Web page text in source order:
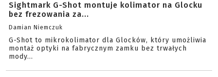
Sightmark G-Shot montuje kolimator na Glocku
bez frezowania za...
Damian Niemczuk
G-Shot to mikrokolimator dla Glocków, który umożliwia
montaż optyki na fabrycznym zamku bez trwałych
mody...